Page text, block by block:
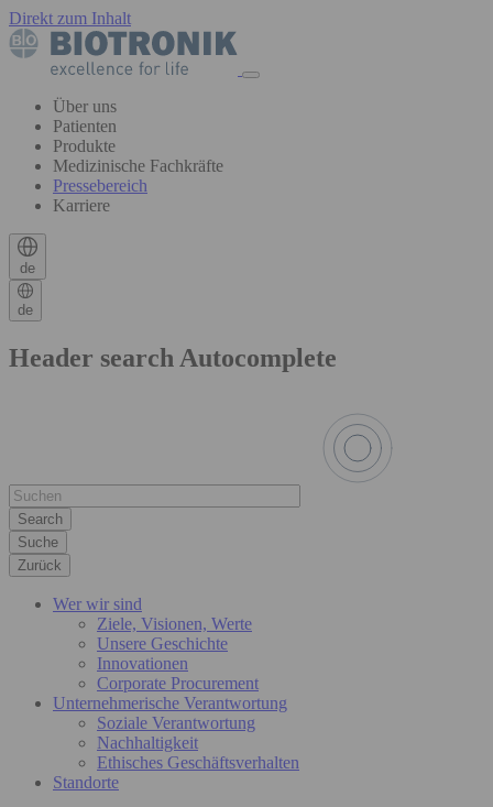
Direkt zum Inhalt
Über uns
Patienten
Produkte
Medizinische Fachkräfte
Pressebereich
Karriere
de
de
Header search Autocomplete
Suche
Zurück
Wer wir sind
Ziele, Visionen, Werte
Unsere Geschichte
Innovationen
Corporate Procurement
Unternehmerische Verantwortung
Soziale Verantwortung
Nachhaltigkeit
Ethisches Geschäftsverhalten
Standorte